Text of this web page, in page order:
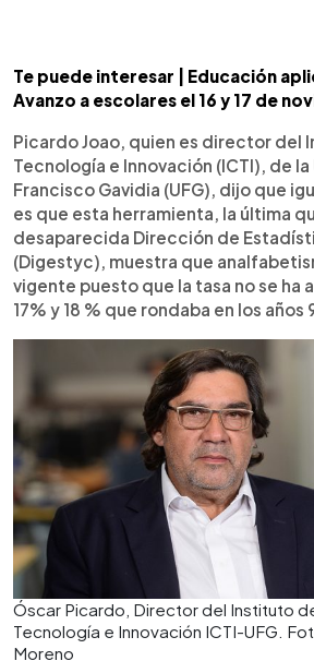
Te puede interesar | Educación
Avanzo a escolares el 16 y 17 de
Picardo Joao, quien es director del
Tecnología e Innovación (ICTI), de
Francisco Gavidia (UFG), dijo que
es que esta herramienta, la última
desaparecida Dirección de
(Digestyc), muestra que
vigente puesto que la tasa no se ha
17% y 18 % que rondaba en los años
Óscar Picardo, Director del Instituto
Tecnología e Innovación ICTI-UFG.
Moreno